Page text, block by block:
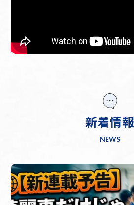
新着情報
NEWS